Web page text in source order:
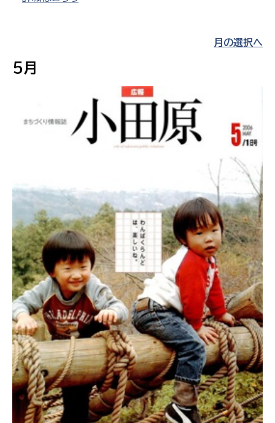
月の選択へ
5月